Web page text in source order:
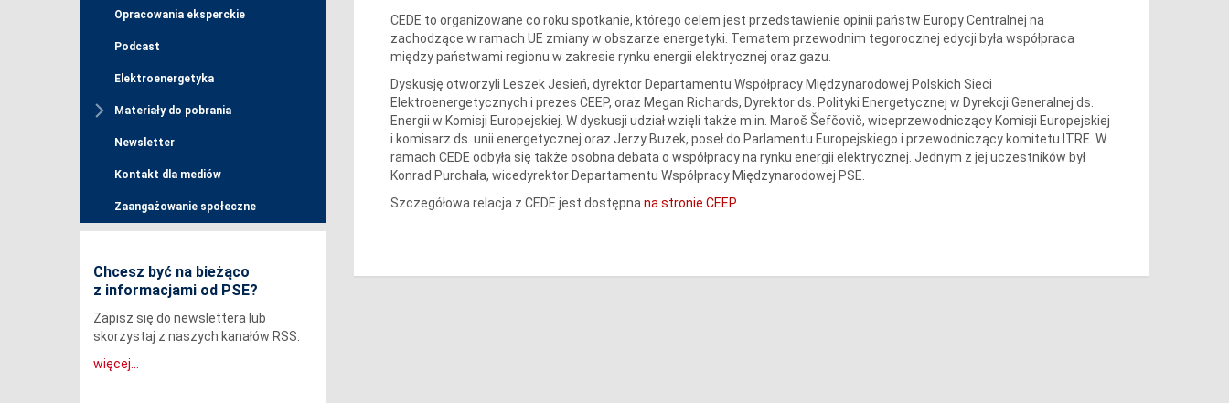
Opracowania eksperckie
Podcast
Elektroenergetyka
Materiały do pobrania
Newsletter
Kontakt dla mediów
Zaangażowanie społeczne
Chcesz być na bieżąco
z informacjami od PSE?
Zapisz się do newslettera lub
skorzystaj z naszych kanałów RSS.
więcej...
CEDE to organizowane co roku spotkanie, którego celem jest przedstawienie opinii państw Europy Centralnej na
zachodzące w ramach UE zmiany w obszarze energetyki. Tematem przewodnim tegorocznej edycji była współpraca
między państwami regionu w zakresie rynku energii elektrycznej oraz gazu.
Dyskusję otworzyli Leszek Jesień, dyrektor Departamentu Współpracy Międzynarodowej Polskich Sieci
Elektroenergetycznych i prezes CEEP, oraz Megan Richards, Dyrektor ds. Polityki Energetycznej w Dyrekcji Generalnej ds.
Energii w Komisji Europejskiej. W dyskusji udział wzięli także m.in. Maroš Šefčovič, wiceprzewodniczący Komisji Europejskiej
i komisarz ds. unii energetycznej oraz Jerzy Buzek, poseł do Parlamentu Europejskiego i przewodniczący komitetu ITRE. W
ramach CEDE odbyła się także osobna debata o współpracy na rynku energii elektrycznej. Jednym z jej uczestników był
Konrad Purchała, wicedyrektor Departamentu Współpracy Międzynarodowej PSE.
Szczegółowa relacja z CEDE jest dostępna na stronie CEEP.